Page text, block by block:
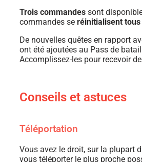
Trois commandes sont
commandes se réinitialisent
De nouvelles quêtes en rapport
ont été ajoutées au Pass de
Accomplissez-les pour recevoir de
Conseils et astuces
Téléportation
Vous avez le droit, sur la plupart
vous téléporter le plus proche